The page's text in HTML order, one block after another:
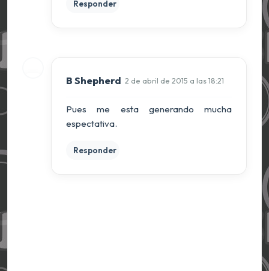
Responder
B Shepherd 2 de abril de 2015 a las 18:21
Pues me esta generando mucha
espectativa.
Responder